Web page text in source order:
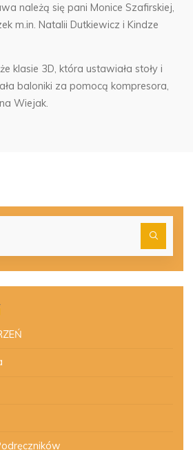
należą się pani Monice Szafirskiej,
m.in. Natalii Dutkiewicz i Kindze
klasie 3D, która ustawiała stoły i
baloniki za pomocą kompresora,
Wiejak.